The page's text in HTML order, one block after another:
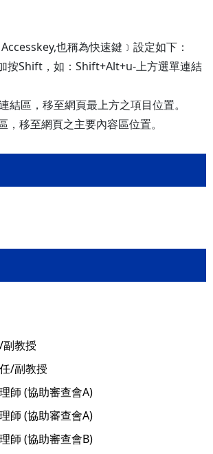
也稱為快速鍵﹞設定如下：
按Shift，如：Shift+Alt+u-上方選單連結
結區，移至網頁最上方之項目位置。
，移至網頁之主要內容區位置。
教授
/副教授
師 (協助審查會A)
師 (協助審查會A)
師 (協助審查會B)